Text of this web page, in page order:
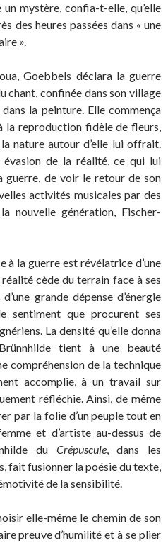
mystère, confia-t-elle, qu’elle
des heures passées dans « une
».
Goebbels déclara la guerre
chant, confinée dans son village
la peinture. Elle commença
la reproduction fidèle de fleurs,
nature autour d’elle lui offrait.
de la réalité, ce qui lui
guerre, de voir le retour de son
activités musicales par des
nouvelle génération, Fischer-
à la guerre est révélatrice d’une
cède du terrain face à ses
grande dépense d’énergie
sentiment que procurent ses
La densité qu’elle donna
tient à une beauté
compréhension de la technique
accomplie, à un travail sur
réfléchie. Ainsi, de même
par la folie d’un peuple tout en
et d’artiste au-dessus de
du Crépuscule, dans les
fait fusionner la poésie du texte,
de la sensibilité.
elle-même le chemin de son
preuve d’humilité et à se plier